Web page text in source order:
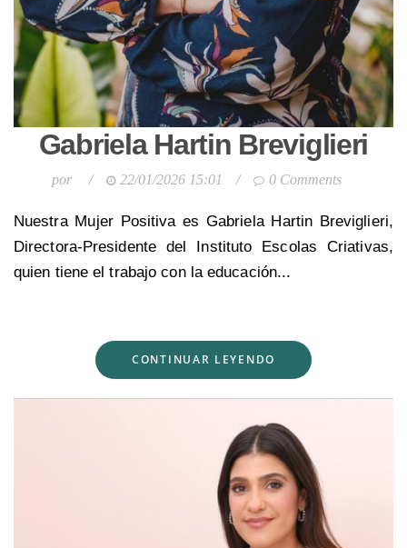
Gabriela Hartin Breviglieri
por / 22/01/2026 15:01 / 0 Comments
Nuestra Mujer Positiva es Gabriela Hartin Breviglieri,
Directora-Presidente del Instituto Escolas Criativas,
quien tiene el trabajo con la educación...
CONTINUAR LEYENDO